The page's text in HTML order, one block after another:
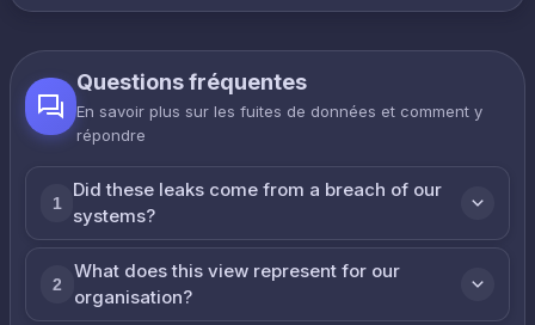
Questions fréquentes
En savoir plus sur les fuites de données et comment y
répondre
1
Did these leaks come from a breach of our
systems?
2
What does this view represent for our
organisation?